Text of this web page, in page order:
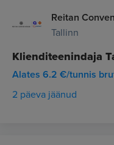
Reitan
Tallinn
Klienditeenindaja
Alates 6.2 €/tunnis
2 päeva jäänud